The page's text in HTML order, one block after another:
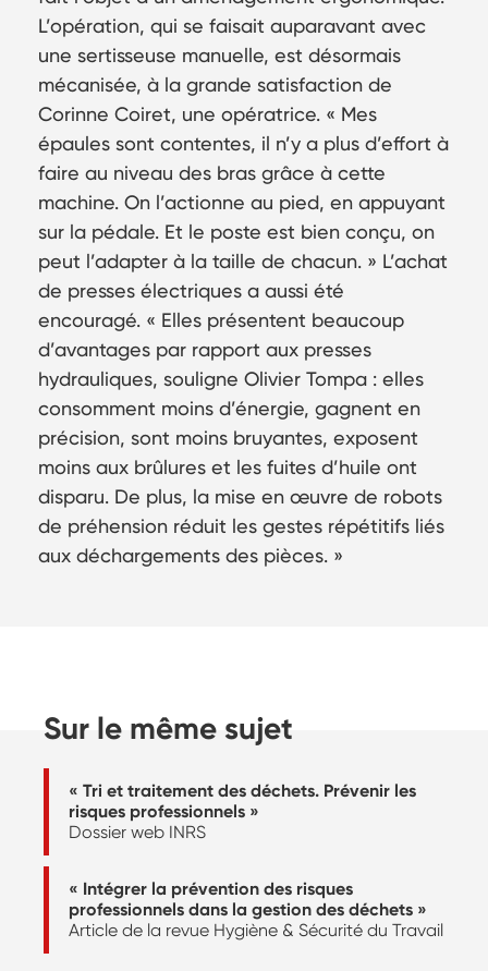
L’opération, qui se faisait auparavant avec
une sertisseuse manuelle, est désormais
mécanisée, à la grande satisfaction de
Corinne Coiret, une opératrice. « Mes
épaules sont contentes, il n’y a plus d’effort à
faire au niveau des bras grâce à cette
machine. On l’actionne au pied, en appuyant
sur la pédale. Et le poste est bien conçu, on
peut l’adapter à la taille de chacun. » L’achat
de presses électriques a aussi été
encouragé. « Elles présentent beaucoup
d’avantages par rapport aux presses
hydrauliques, souligne Olivier Tompa : elles
consomment moins d’énergie, gagnent en
précision, sont moins bruyantes, exposent
moins aux brûlures et les fuites d’huile ont
disparu. De plus, la mise en œuvre de robots
de préhension réduit les gestes répétitifs liés
aux déchargements des pièces. »
Sur le même sujet
« Tri et traitement des déchets. Prévenir les
risques professionnels »
Dossier web INRS
« Intégrer la prévention des risques
professionnels dans la gestion des déchets »
Article de la revue Hygiène & Sécurité du Travail